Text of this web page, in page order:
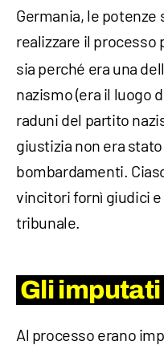
Germania, le potenze
realizzare il processo
sia perché era una
nazismo (era il luogo
raduni del partito
giustizia non era
bombardamenti.
vincitori fornì giudici
tribunale.
Gli imputati
Al processo erano